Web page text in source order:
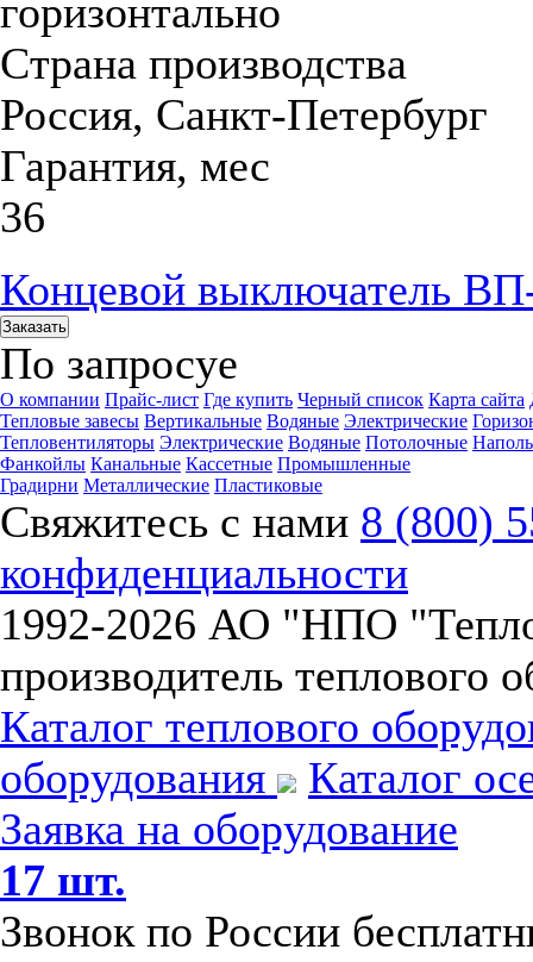
горизонтально
Страна производства
Россия, Санкт-Петербург
Гарантия, мес
36
Концевой выключатель
Заказать
По запросуе
О компании Прайс-лист Где купить Черный список Карта сайта
Тепловые завесы Вертикальные Водяные Электрические
Тепловентиляторы Электрические Водяные Потолочные
Фанкойлы Канальные Кассетные Промышленные
Градирни Металлические Пластиковые
Свяжитесь с нами 8 (800)
конфиденциальности
1992-2026 АО "НПО
производитель теплового
Каталог теплового
оборудования
Каталог
Заявка на оборудование
17 шт.
Звонок по России